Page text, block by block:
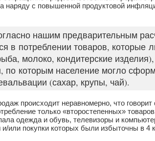
наряду с повышенной продуктовой
нашим предварительным
в потреблении товаров, которые
молоко, кондитерские
по которым население могло
(сахар, крупы, чай).
происходит неравномерно, что говорит
только «второстепенных»
одежда и обувь, телевизоры и
или покупки которых были избыточны в 4